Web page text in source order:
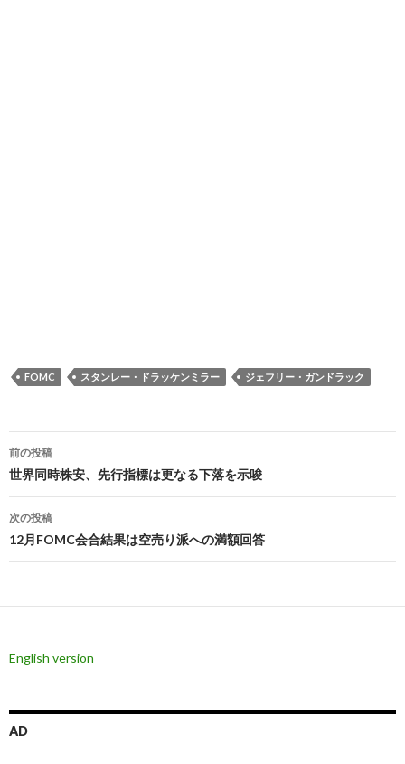
FOMC スタンレー・ドラッケンミラー ジェフリー・ガンドラック
投
稿
ナ
ビ
ゲ
ー
ョ
前の投稿
世界同時株安、先行指標は更なる下落を示唆
次の投稿
12月FOMC会合結果は空売り派への満額回答
English version
AD